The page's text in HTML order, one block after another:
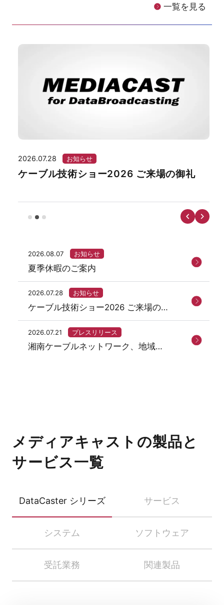
一覧を見る
2026.08.07 お知らせ
夏季休暇のご案内
2026.07.28 お知らせ
ケーブル技術ショー2026 ご来場の御
礼
2026.07.21 プレスリリース
湘南ケーブルネットワーク、地域ネ
2026.07.28 お知らせ
ケーブル技術ショー2026 ご来場の御礼
メディアキャストの製品と
サービス一覧
DataCaster シリーズ サービス
システム ソフトウェア
受託業務 関連製品